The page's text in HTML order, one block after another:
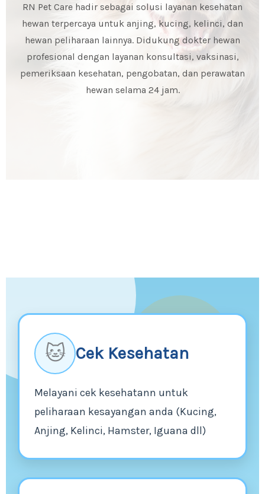
RN Pet Care hadir sebagai solusi layanan kesehatan
hewan terpercaya untuk anjing, kucing, kelinci, dan
hewan peliharaan lainnya. Didukung dokter hewan
profesional dengan layanan konsultasi, vaksinasi,
pemeriksaan kesehatan, pengobatan, dan perawatan
hewan selama 24 jam.
🐱 Cek Kesehatan
Melayani cek kesehatann untuk
peliharaan kesayangan anda (Kucing,
Anjing, Kelinci, Hamster, Iguana dll)